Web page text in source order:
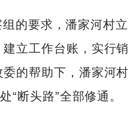
的要求，潘家河村立
立工作台账，实行销
的帮助下，潘家河村
“断头路”全部修通。